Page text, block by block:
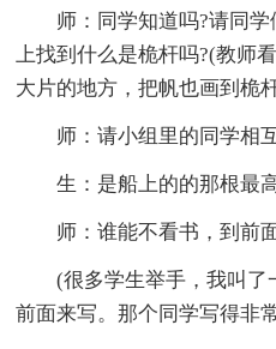
师：同学知道吗?请同学
上找到什么是桅杆吗?(教师
大片的地方，把帆也画到桅
师：请小组里的同学相互
生：是船上的的那根最高
师：谁能不看书，到前面
(很多学生举手，我叫了
前面来写。那个同学写得非